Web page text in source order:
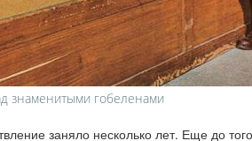
знаменитыми гобеленами
заняло несколько лет. Еще до